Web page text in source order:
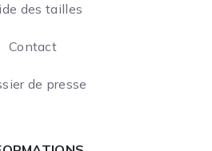
des tailles
Contact
de presse